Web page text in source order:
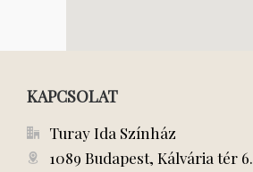
KAPCSOLAT
Turay Ida Színház
1089 Budapest, Kálvária tér 6.